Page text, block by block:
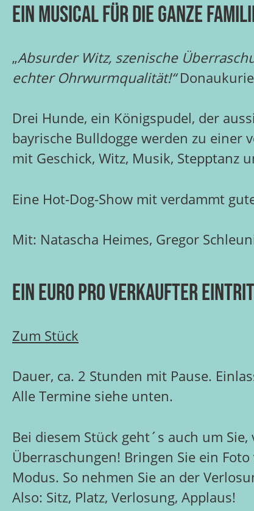
Ein Musical für die ganze
„Absurder Witz, szenische
echter Ohrwurmqualität!“
Drei Hunde, ein Königspudel, der
bayrische Bulldogge werden zu einer
mit Geschick, Witz, Musik, Stepptanz
Eine Hot-Dog-Show mit verdammt
Mit: Natascha Heimes, Gregor
Ein Euro pro verkaufter
Zum Stück
Dauer, ca. 2 Stunden mit Pause.
Alle Termine siehe unten.
Bei diesem Stück geht´s auch um
Überraschungen! Bringen Sie ein
Modus. So nehmen Sie an der
Also: Sitz, Platz, Verlosung, Applaus!